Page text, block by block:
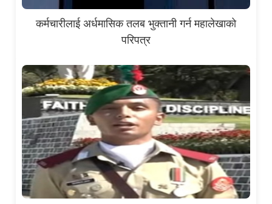
कर्मचारीलाई अर्धमासिक तलब भुक्तानी गर्न महालेखाको
परिपत्र